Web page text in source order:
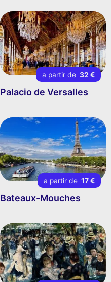
a partir de 32 €
Palacio de Versalles
a partir de 17 €
Bateaux-Mouches